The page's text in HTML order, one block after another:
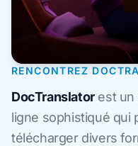
RENCONTREZ
DocTranslatorest un
ligne sophistiqué qui
télécharger divers